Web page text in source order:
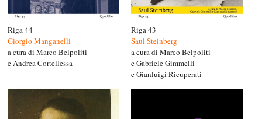
Riga 44
Giorgio Manganelli
a cura di Marco Belpoliti
e Andrea Cortellessa
Riga 43
Saul Steinberg
a cura di Marco Belpoliti
e Gabriele Gimmelli
e Gianluigi Ricuperati